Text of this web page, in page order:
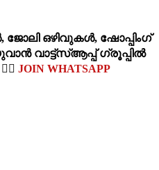
ഒഴിവുകള്‍, ഷോപ്പിംഗ്‌
വാട്ട്സ്ആപ്പ് ഗ്രൂപ്പില്‍
JOIN WHATSAPP